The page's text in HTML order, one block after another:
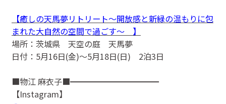
【癒しの天馬夢リトリート〜開放感と新緑の温もりに包
まれた大自然の空間で過ごす〜 】
場所：茨城県 天空の庭 天馬夢
日付：5月16日(金)〜5月18日(日) 2泊3日
■物江 麻衣子■━━━━━━━━━━━
【Instagram】